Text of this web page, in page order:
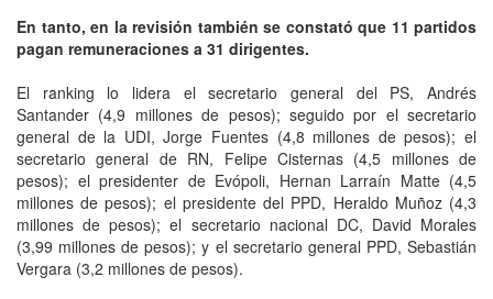
En tanto, en la revisión también se constató que 11 partidos
pagan remuneraciones a 31 dirigentes.
El ranking lo lidera el secretario general del PS, Andrés
Santander (4,9 millones de pesos); seguido por el secretario
general de la UDI, Jorge Fuentes (4,8 millones de pesos); el
secretario general de RN, Felipe Cisternas (4,5 millones de
pesos); el presidenter de Evópoli, Hernan Larraín Matte (4,5
millones de pesos); el presidente del PPD, Heraldo Muñoz (4,3
millones de pesos); el secretario nacional DC, David Morales
(3,99 millones de pesos); y el secretario general PPD, Sebastián
Vergara (3,2 millones de pesos).